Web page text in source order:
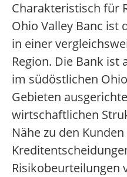
Charakteristisch für
Ohio Valley Banc ist
in einer
Region. Die Bank
im südöstlichen
Gebieten
wirtschaftlichen
Nähe zu den
Risikobeurteilungen